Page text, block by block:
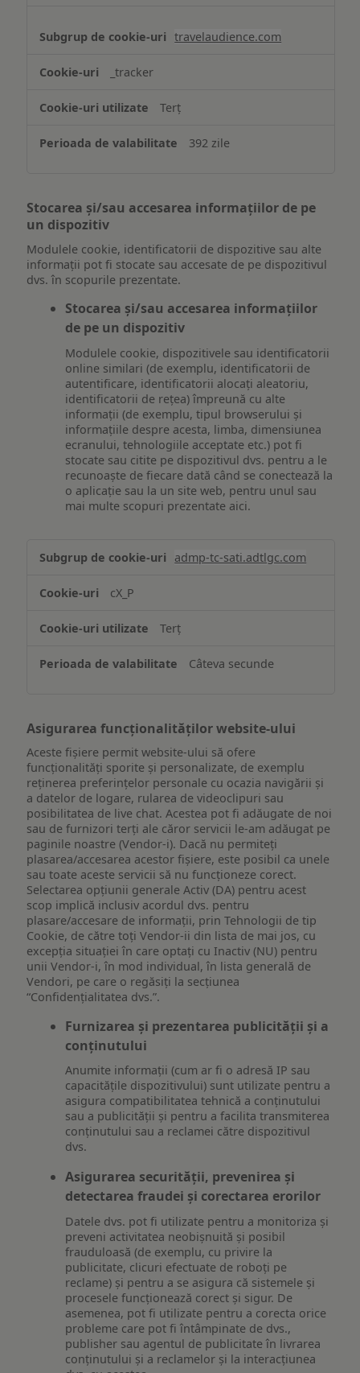
travelaudience.com
_tracker
Terț
392 zile
Stocarea și/sau accesarea informațiilor de pe
un dispozitiv
Modulele cookie, identificatorii de dispozitive sau alte
informații pot fi stocate sau accesate de pe dispozitivul
dvs. în scopurile prezentate.
Stocarea și/sau accesarea informațiilor
de pe un dispozitiv
Modulele cookie, dispozitivele sau identificatorii
online similari (de exemplu, identificatorii de
autentificare, identificatorii alocați aleatoriu,
identificatorii de rețea) împreună cu alte
informații (de exemplu, tipul browserului și
informațiile despre acesta, limba, dimensiunea
ecranului, tehnologiile acceptate etc.) pot fi
stocate sau citite pe dispozitivul dvs. pentru a le
recunoaște de fiecare dată când se conectează la
o aplicație sau la un site web, pentru unul sau
mai multe scopuri prezentate aici.
și/sau
informațiilor
pe
dispozitiv
admp-tc-sati.adtlgc.com
cX_P
Terț
Câteva secunde
Asigurarea funcționalităților website-ului
Aceste fișiere permit website-ului să ofere
funcționalități sporite și personalizate, de exemplu
reţinerea preferinţelor personale cu ocazia navigării și
a datelor de logare, rularea de videoclipuri sau
posibilitatea de live chat. Acestea pot fi adăugate de noi
sau de furnizori terți ale căror servicii le-am adăugat pe
paginile noastre (Vendor-i). Dacă nu permiteți
plasarea/accesarea acestor fișiere, este posibil ca unele
sau toate aceste servicii să nu funcționeze corect.
Selectarea opțiunii generale Activ (DA) pentru acest
scop implică inclusiv acordul dvs. pentru
plasare/accesare de informații, prin Tehnologii de tip
Cookie, de către toți Vendor-ii din lista de mai jos, cu
excepția situației în care optați cu Inactiv (NU) pentru
unii Vendor-i, în mod individual, în lista generală de
Vendori, pe care o regăsiți la secțiunea
“Confidențialitatea dvs.”.
Furnizarea și prezentarea publicității și a
conținutului
Anumite informații (cum ar fi o adresă IP sau
capacitățile dispozitivului) sunt utilizate pentru a
asigura compatibilitatea tehnică a conținutului
sau a publicității și pentru a facilita transmiterea
conținutului sau a reclamei către dispozitivul
dvs.
Asigurarea securității, prevenirea și
detectarea fraudei și corectarea erorilor
Datele dvs. pot fi utilizate pentru a monitoriza și
preveni activitatea neobișnuită și posibil
frauduloasă (de exemplu, cu privire la
publicitate, clicuri efectuate de roboți pe
reclame) și pentru a se asigura că sistemele și
procesele funcționează corect și sigur. De
asemenea, pot fi utilizate pentru a corecta orice
probleme care pot fi întâmpinate de dvs.,
publisher sau agentul de publicitate în livrarea
conținutului și a reclamelor și la interacțiunea